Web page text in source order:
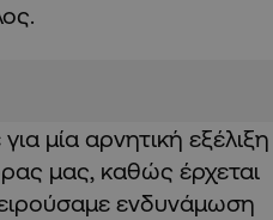
μία αρνητική εξέλιξη
μας, καθώς έρχεται
ενδυνάμωση